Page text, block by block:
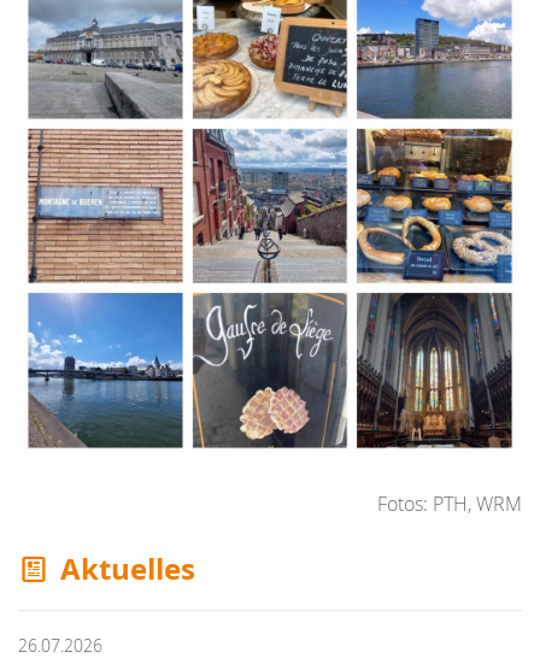
Fotos: PTH, WRM
Aktuelles
26.07.2026